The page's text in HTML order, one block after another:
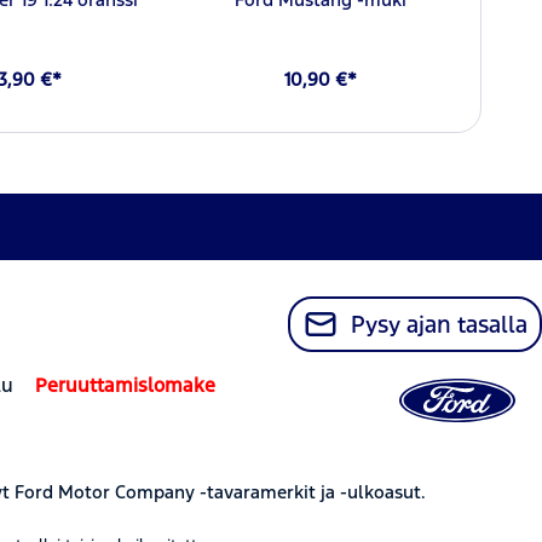
€* 10,90 €*
Pysy ajan tasalla
Peruuttamislomake
Ford Motor Company -tavaramerkit ja -ulkoasut.